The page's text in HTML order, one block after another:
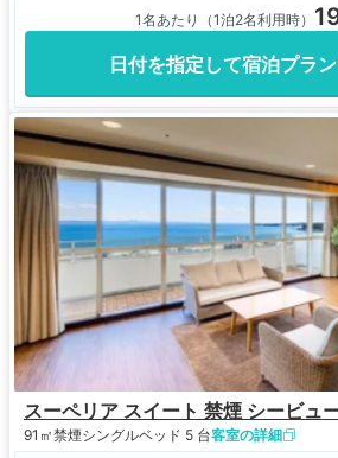
1名あたり（1泊2名利用時）
日付を指定して宿泊プラ
スーペリア スイート 禁煙 シービュ
91㎡禁煙シングルベッド 5 台客室の詳細